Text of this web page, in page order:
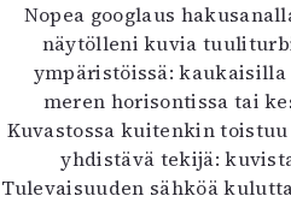
Nopea googlaus
näytölleni kuvia
ympäristöissä:
meren horisontissa tai
Kuvastossa kuitenkin
yhdistävä tekijä:
Tulevaisuuden sähköä